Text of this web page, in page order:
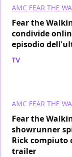
AMC FEAR THE
Fear the
condivide
episodio
TV
AMC FEAR THE
Fear the
showrunner
Rick compiuto
trailer